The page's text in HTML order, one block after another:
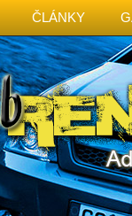
ČLÁNKY